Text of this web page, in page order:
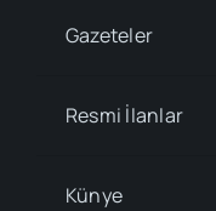
Gazeteler
Resmi İlanlar
Künye